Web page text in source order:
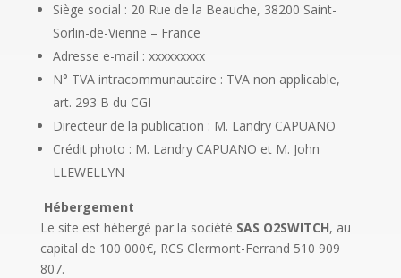
Siège social : 20 Rue de la Beauche, 38200 Saint-
Sorlin-de-Vienne – France
Adresse e-mail : xxxxxxxxx
N° TVA intracommunautaire : TVA non applicable,
art. 293 B du CGI
Directeur de la publication : M. Landry CAPUANO
Crédit photo : M. Landry CAPUANO et M. John
LLEWELLYN
Hébergement
Le site est hébergé par la société SAS O2SWITCH, au
capital de 100 000€, RCS Clermont-Ferrand 510 909
807.